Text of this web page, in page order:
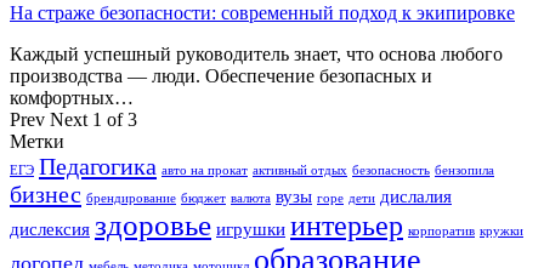
На страже безопасности: современный подход к экипировке
Каждый успешный руководитель знает, что основа любого
производства — люди. Обеспечение безопасных и
комфортных…
Prev Next 1 of 3
Метки
ЕГЭ Педагогика авто на прокат активный отдых безопасность бензопила
бизнес брендирование бюджет валюта вузы горе дети дислалия
дислексия здоровье игрушки интерьер корпоратив кружки
логопед образование